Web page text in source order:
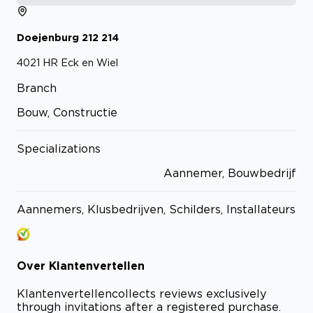
Doejenburg 212 214
4021 HR Eck en Wiel
Branch
Bouw, Constructie
Specializations
Aannemer, Bouwbedrijf
Aannemers, Klusbedrijven, Schilders, Installateurs
Over Klantenvertellen
Klantenvertellencollects reviews exclusively
through invitations after a registered purchase.